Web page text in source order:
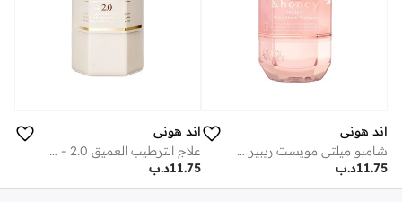
اند هوني
شامبو ميلتي مويست ريبير 1.0 - 440 مل
د.ب11.75
اند هوني
علاج الترطيب العميق 2.0 - 445 غرام
د.ب11.75